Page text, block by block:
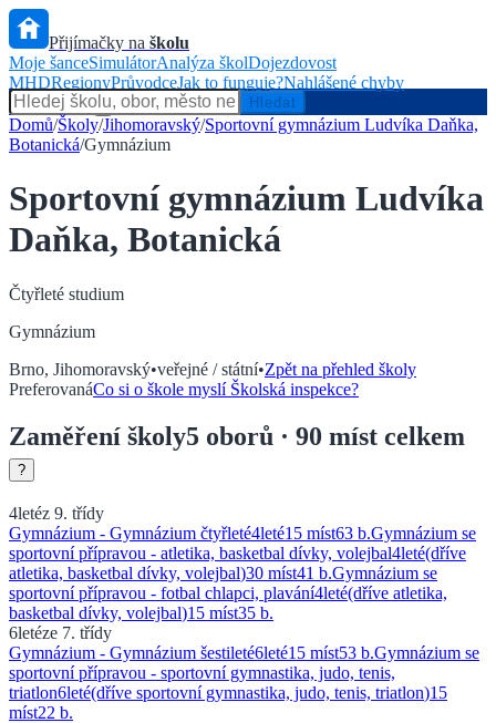
Přijímačky na školu
Moje šanceSimulátorAnalýza školDojezdovost
MHDRegionyPrůvodceJak to funguje?Nahlášené chyby
Hlídač státu
Hledat
Domů/Školy/Jihomoravský/Sportovní gymnázium Ludvíka Daňka,
Botanická/Gymnázium
Sportovní gymnázium Ludvíka
Daňka, Botanická
Čtyřleté studium
Gymnázium
Brno, Jihomoravský•veřejné / státní•Zpět na přehled školy
PreferovanáCo si o škole myslí Školská inspekce?
Zaměření školy5 oborů · 90 míst celkem
?
4letéz 9. třídy
Gymnázium - Gymnázium čtyřleté4leté15 míst63 b.Gymnázium se
sportovní přípravou - atletika, basketbal dívky, volejbal4leté(dříve
atletika, basketbal dívky, volejbal)30 míst41 b.Gymnázium se
sportovní přípravou - fotbal chlapci, plavání4leté(dříve atletika,
basketbal dívky, volejbal)15 míst35 b.
6letéze 7. třídy
Gymnázium - Gymnázium šestileté6leté15 míst53 b.Gymnázium se
sportovní přípravou - sportovní gymnastika, judo, tenis,
triatlon6leté(dříve sportovní gymnastika, judo, tenis, triatlon)15
míst22 b.